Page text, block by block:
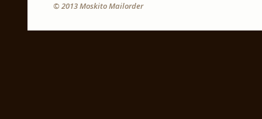
© 2013 Moskito Mailorder